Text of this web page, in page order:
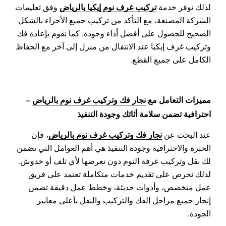
لذلك نوفر خدمةتركيب غرف نوم إيكيا بالرياض وفق تعليمات
الشركة المصنعة، مع التأكد من تركيب جميع الأجزاء بالشكل
الصحيح للحصول على أفضل أداء وجودة. كما نقوم بإعادة فك
وتركيب غرف إيكيا عند الانتقال من منزل إلى آخر مع الحفاظ
الكامل على جميع القطع.
مميزات التعامل مع نجار فك وتركيب غرف نوم بالرياض –
احترافية تضمن سلامة أثاثك وجودة التنفيذ
عند البحث عن نجار فك وتركيب غرف نوم بالرياض، فإن
الخبرة والاحترافية وجودة التنفيذ هي أهم العوامل التي تضمن
لك نقل وتركيب غرفة النوم دون تعرضها لأي تلف أو خدوش.
لذلك نحرص على تقديم خدمات متكاملة تعتمد على فريق
عمل متخصص، وأدوات حديثة، وخطط عمل دقيقة تضمن
إنجاز جميع مراحل الفك والتركيب والنقل بأعلى معايير
الجودة.